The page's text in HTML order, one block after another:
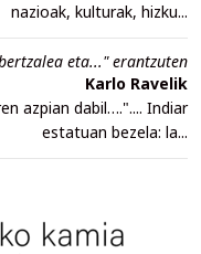
nazioak, kulturak, hizku...
eta..." erantzuten
Karlo Ravelik
azpian dabil….".... Indiar
estatuan bezela: la...